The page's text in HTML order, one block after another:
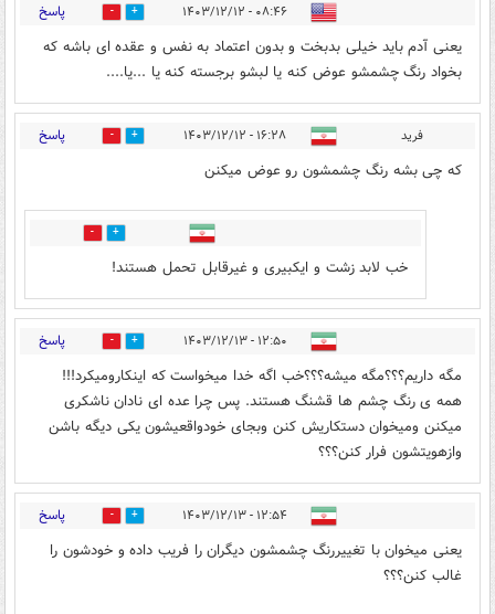
۰۸:۴۶ - ۱۴۰۳/۱۲/۱۲ 3 پاسخ
یعنی آدم باید خیلی بدبخت و بدون اعتماد به نفس و عقده ای باشه که
بخواد رنگ چشمشو عوض کنه یا لبشو برجسته کنه یا ...یا....
فرید ۱۶:۲۸ - ۱۴۰۳/۱۲/۱۲ 0 پاسخ
که چی بشه رنگ چشمشون رو عوض میکنن
1
خب لابد زشت و ایکبیری و غیرقابل تحمل هستند!
۱۲:۵۰ - ۱۴۰۳/۱۲/۱۳ 1 پاسخ
مگه داریم؟؟؟مگه میشه؟؟؟خب اگه خدا میخواست که اینکارومیکرد!!!
همه ی رنگ چشم ها قشنگ هستند. پس چرا عده ای نادان ناشکری
میکنن ومیخوان دستکاریش کنن وبجای خودواقعیشون یکی دیگه باشن
وازهویتشون فرار کنن؟؟؟
۱۲:۵۴ - ۱۴۰۳/۱۲/۱۳ 1 پاسخ
یعنی میخوان با تغییررنگ چشمشون دیگران را فریب داده و خودشون را
غالب کنن؟؟؟